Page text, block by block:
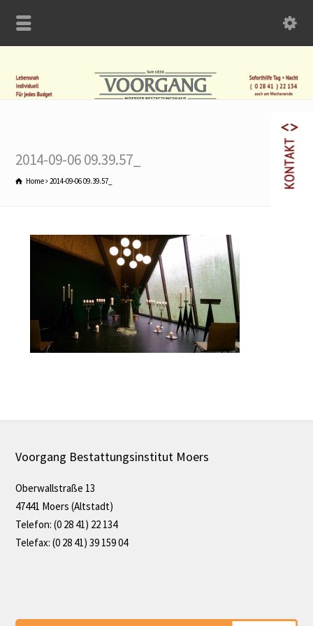
2014-09-06 09.39.57_
Home 2014-09-06 09.39.57_
Voorgang Bestattungsinstitut Moers
Oberwallstraße 13
47441 Moers (Altstadt)
Telefon: (0 28 41) 22 134
Telefax: (0 28 41) 39 159 04